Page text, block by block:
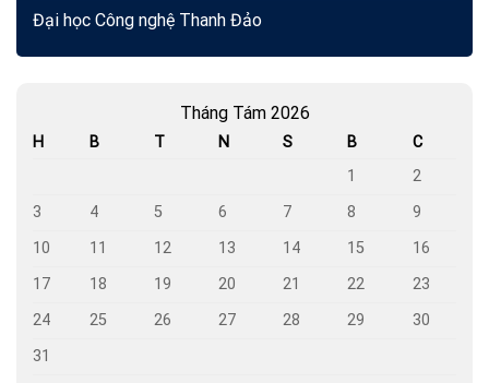
Đại học Công nghệ Thanh Đảo
Tháng Tám 2026
H B T N S B
C
1
2
3
4 5 6 7 8
9
10
11 12 13 14 15
16
17
18 19 20 21 22
23
24
25 26 27 28 29
30
31